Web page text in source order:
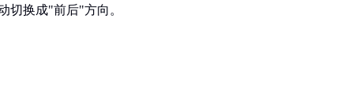
切换成"前后"方向。